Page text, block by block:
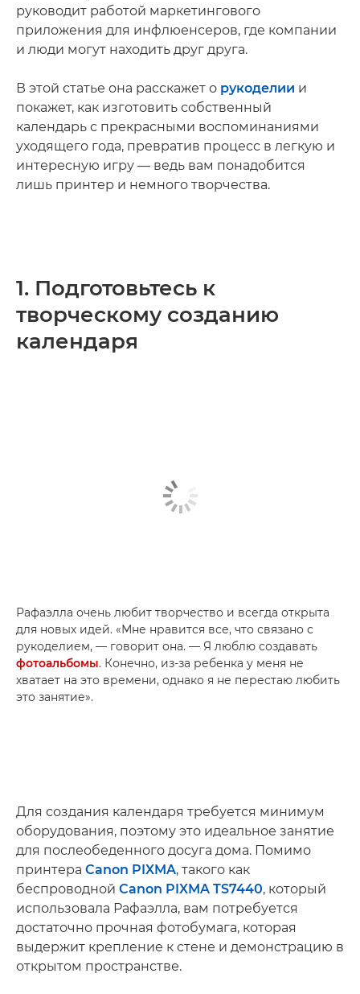
руководит работой маркетингового
приложения для инфлюенсеров, где компании
и люди могут находить друг друга.
В этой статье она расскажет о рукоделии и
покажет, как изготовить собственный
календарь с прекрасными воспоминаниями
уходящего года, превратив процесс в легкую и
интересную игру — ведь вам понадобится
лишь принтер и немного творчества.
1. Подготовьтесь к
творческому созданию
календаря
Рафаэлла очень любит творчество и всегда открыта
для новых идей. «Мне нравится все, что связано с
рукоделием, — говорит она. — Я люблю создавать
фотоальбомы. Конечно, из-за ребенка у меня не
хватает на это времени, однако я не перестаю любить
это занятие».
Для создания календаря требуется минимум
оборудования, поэтому это идеальное занятие
для послеобеденного досуга дома. Помимо
принтера Canon PIXMA, такого как
беспроводной Canon PIXMA TS7440, который
использовала Рафаэлла, вам потребуется
достаточно прочная фотобумага, которая
выдержит крепление к стене и демонстрацию в
открытом пространстве.